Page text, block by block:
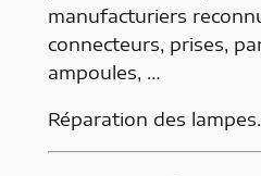
manufacturiers
connecteurs, prises,
ampoules, …
Réparation des